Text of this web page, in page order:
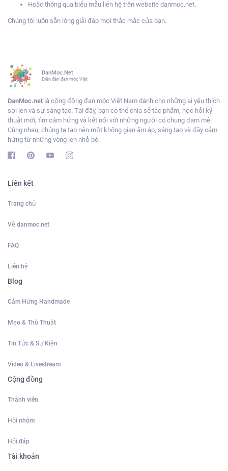
Hoặc thông qua biểu mẫu liên hệ trên website danmoc.net.
Chúng tôi luôn sẵn lòng giải đáp mọi thắc mắc của bạn.
DanMoc.Net
Diễn đàn đan móc VIệt
DanMoc.net là cộng đồng đan móc Việt Nam dành cho những ai yêu thích
sợi len và sự sáng tạo. Tại đây, bạn có thể chia sẻ tác phẩm, học hỏi kỹ
thuật mới, tìm cảm hứng và kết nối với những người có chung đam mê.
Cùng nhau, chúng ta tạo nên một không gian ấm áp, sáng tạo và đầy cảm
hứng từ những vòng len nhỏ bé.
Liên kết
Trang chủ
Về danmoc.net
FAQ
Liên hệ
Blog
Cảm Hứng Handmade
Mẹo & Thủ Thuật
Tin Tức & Sự Kiện
Video & Livestream
Cộng đồng
Thành viên
Hội nhóm
Hỏi đáp
Tài khoản